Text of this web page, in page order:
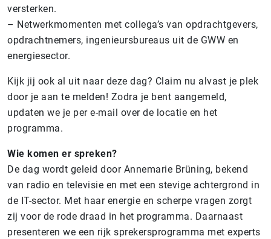
versterken.
– Netwerkmomenten met collega’s van opdrachtgevers,
opdrachtnemers, ingenieursbureaus uit de GWW en
energiesector.
Kijk jij ook al uit naar deze dag? Claim nu alvast je plek
door je aan te melden! Zodra je bent aangemeld,
updaten we je per e-mail over de locatie en het
programma.
Wie komen er spreken?
De dag wordt geleid door Annemarie Brüning, bekend
van radio en televisie en met een stevige achtergrond in
de IT-sector. Met haar energie en scherpe vragen zorgt
zij voor de rode draad in het programma. Daarnaast
presenteren we een rijk sprekersprogramma met experts